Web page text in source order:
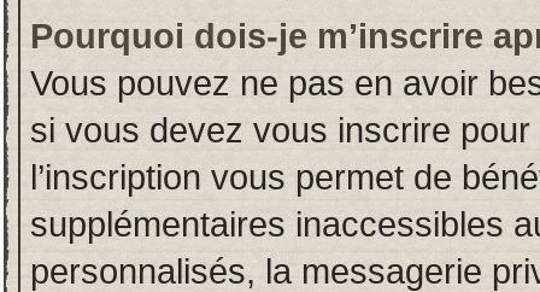
Pourquoi dois-je m’inscrire
Vous pouvez ne pas en avoir
si vous devez vous inscrire
l’inscription vous permet de
supplémentaires inaccessibles
personnalisés, la messagerie